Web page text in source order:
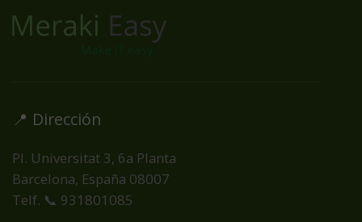
📍 Dirección
Pl. Universitat 3, 6a Planta
Barcelona, España 08007
Telf. 📞 931801085